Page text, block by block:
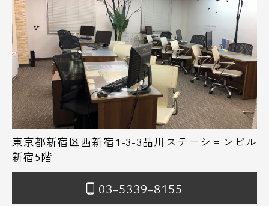
東京都新宿区西新宿1-3-3品川ステーションビル
新宿5階
03-5339-8155